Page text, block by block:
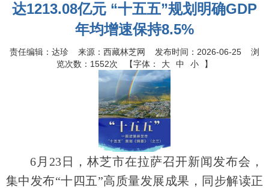
达1213.08亿元 ​“十五五”规划明确GDP
年均增速保持8.5%
责任编辑：达珍 来源：西藏林芝网 发布时间：2026-06-25 浏
览次数： 1552次 【字体： 大 中 小 】
6月23日，林芝市在拉萨召开新闻发布会，
集中发布“十四五”高质量发展成果，同步解读正